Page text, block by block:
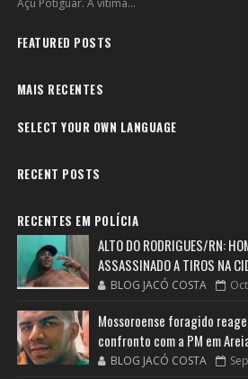
FEATURED POSTS
MAIS RECENTES
SELECT YOUR OWN LANGUAGE
RECENT POSTS
RECENTES EM POLÍCIA
ALTO DO RODRIGUES/RN:
ASSASSINADO A TIROS NA
BLOG JACÓ COSTA
Mossoroense foragido
confronto com a PM em
BLOG JACÓ COSTA